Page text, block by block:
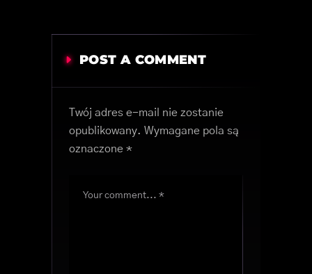
POST A COMMENT
Twój adres e-mail nie zostanie
opublikowany. Wymagane pola są
oznaczone *